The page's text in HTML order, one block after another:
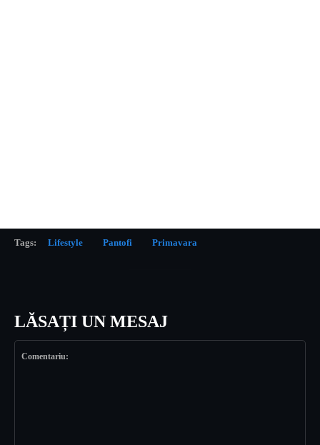
Tags: Lifestyle Pantofi Primavara
LĂSAȚI UN MESAJ